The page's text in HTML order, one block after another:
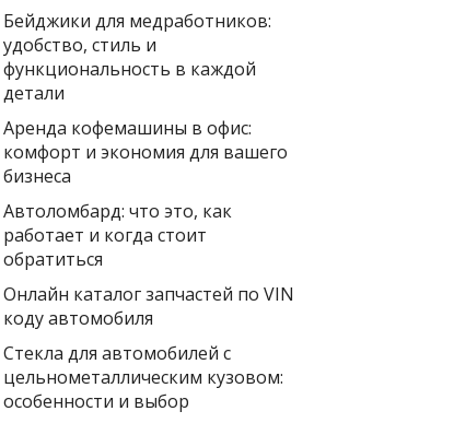
Бейджики для медработников:
удобство, стиль и
функциональность в каждой
детали
Аренда кофемашины в офис:
комфорт и экономия для вашего
бизнеса
Автоломбард: что это, как
работает и когда стоит
обратиться
Онлайн каталог запчастей по VIN
коду автомобиля
Стекла для автомобилей с
цельнометаллическим кузовом:
особенности и выбор